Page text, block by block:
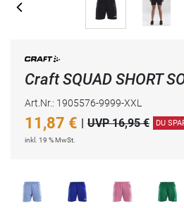
Craft SQUAD SHORT
Art.Nr.: 1905576-9999-XXL
11,87 € | UVP 16,95 € DU
inkl. 19 % MwSt.